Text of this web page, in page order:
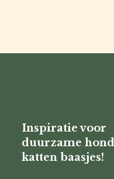
Inspiratie voor
duurzame
katten baasjes!